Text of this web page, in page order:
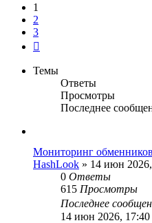
1
2
3
Темы
Ответы
Просмотры
Последнее
Мониторинг
HashLook » 14 июн
0 Ответы
615 Просмотры
Последнее
14 июн 2026, 17:40